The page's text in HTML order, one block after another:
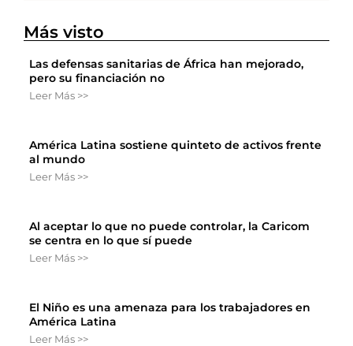
Más visto
Las defensas sanitarias de África han mejorado,
pero su financiación no
Leer Más >>
América Latina sostiene quinteto de activos frente
al mundo
Leer Más >>
Al aceptar lo que no puede controlar, la Caricom
se centra en lo que sí puede
Leer Más >>
El Niño es una amenaza para los trabajadores en
América Latina
Leer Más >>